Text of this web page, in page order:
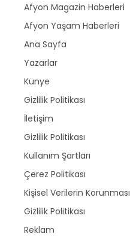
Afyon Magazin Haberleri
Afyon Yaşam Haberleri
Ana Sayfa
Yazarlar
Künye
Gizlilik Politikası
İletişim
Gizlilik Politikası
Kullanım Şartları
Çerez Politikası
Kişisel Verilerin Korunması
Gizlilik Politikası
Reklam